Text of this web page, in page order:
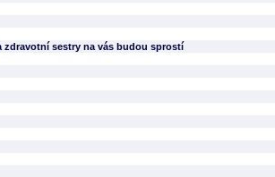
zdravotní sestry na vás budou sprostí